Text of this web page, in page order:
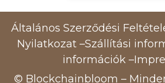
Általános Szerződési
Nyilatkozat–Szállítási
információk–
© Blockchainbloom –